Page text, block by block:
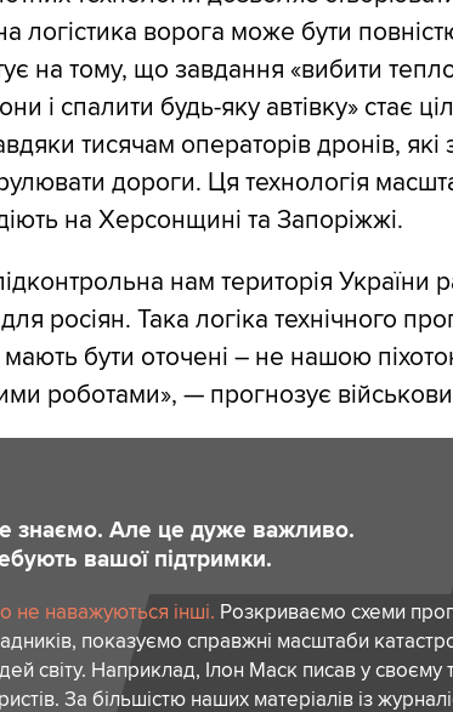
логістика ворога може бути
на тому, що завдання «вибити
і спалити будь-яку автівку» стає
тисячам операторів дронів, які
дороги. Ця технологія
на Херсонщині та Запоріжжі.
нам територія України
росіян. Така логіка технічного
бути оточені – не нашою
роботами», — прогнозує
знаємо. Але це дуже важливо.
вашої підтримки.
наважуються інші. Розкриваємо схеми
показуємо справжні масштаби
світу. Наприклад, Ілон Маск писав у своєму
За більшістю наших матеріалів із